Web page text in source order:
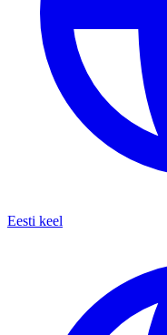
Eesti keel